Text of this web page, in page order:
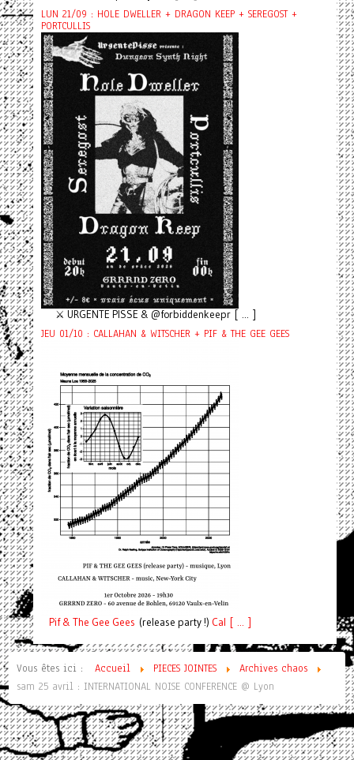
LUN 21/09 : HOLE DWELLER + DRAGON KEEP + SEREGOST +
PORTCULLIS
⚔️ URGENTE PISSE & @forbiddenkeepr [ ... ]
JEU 01/10 : CALLAHAN & WITSCHER + PIF & THE GEE GEES
Pif& The Gee Gees (release party !) Cal [ ... ]
Vous êtes ici : Accueil PIECES JOINTES
Archives chaos
sam 25 avril : INTERNATIONAL NOISE CONFERENCE @ Lyon